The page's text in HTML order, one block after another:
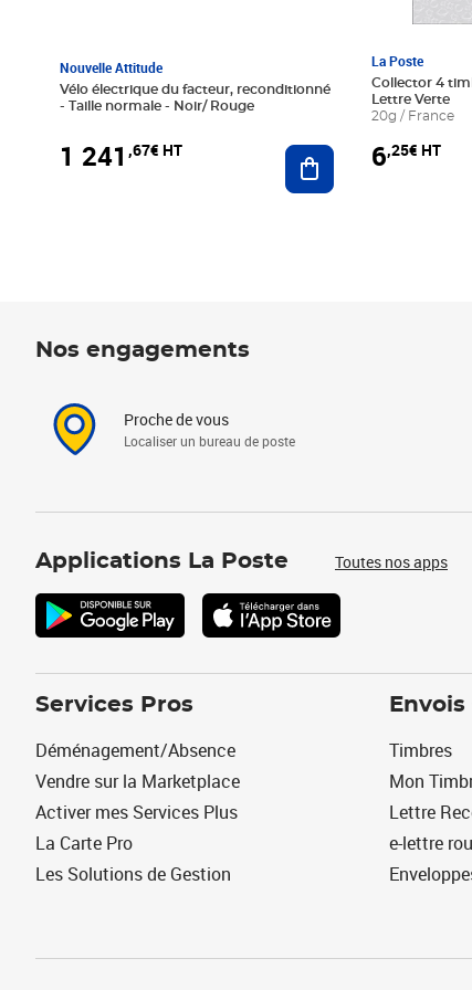
Nouvelle Attitude
Vélo électrique du facteur, reconditionné
- Taille normale - Noir/ Rouge
1 241 ,67€ HT Ajouter au panier
La Poste
Collector 4
Lettre Verte
20g / France
6,25€ HT
Nos engagements
Proche de vous
Localiser un bureau de poste
Applications La Poste Toutes nos apps
Services Pros
Déménagement/Absence
Vendre sur la Marketplace
Activer mes Services Plus
La Carte Pro
Les Solutions de Gestion
Timbres
Mon
Lettre
e-lettre